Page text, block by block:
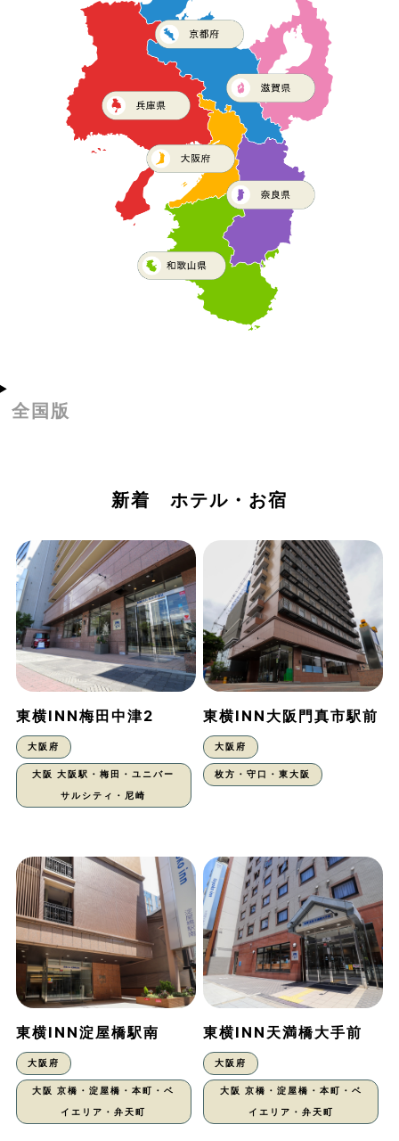
全国版
新着 ホテル・お宿
東横INN梅田中津2
大阪府
大阪 大阪駅・梅田・ユニバー
サルシティ・尼崎
東横INN大阪門真市駅前
大阪府
枚方・守口・東大阪
東横INN淀屋橋駅南
大阪府
大阪 京橋・淀屋橋・本町・ベ
イエリア・弁天町
東横INN天満橋大手前
大阪府
大阪 京橋・淀屋橋・本町・ベ
イエリア・弁天町